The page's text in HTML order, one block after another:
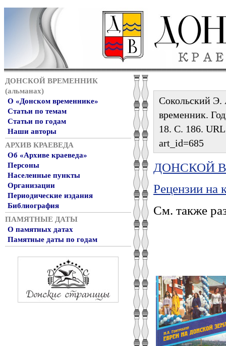
ДОНСКОЙ ВРЕМЕННИК
(альманах)
О «Донском временнике»
Статьи по темам
Статьи по годам
Наши авторы
АРХИВ КРАЕВЕДА
Об «Архиве краеведа»
Персоны
Населенные пункты
Организации
Периодические издания
Библиография
ПАМЯТНЫЕ ДАТЫ
О памятных датах
Памятные даты по годам
Сокольский Э.
временник.
18. С. 186.
art_id=685
ДОНСКОЙ
Рецензии на
См. также